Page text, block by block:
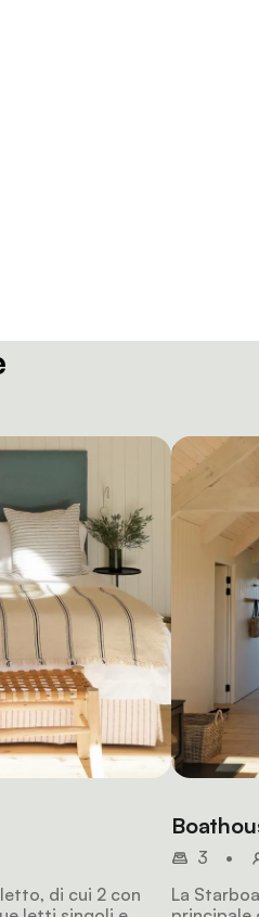
di cui 2 con
3 •
La